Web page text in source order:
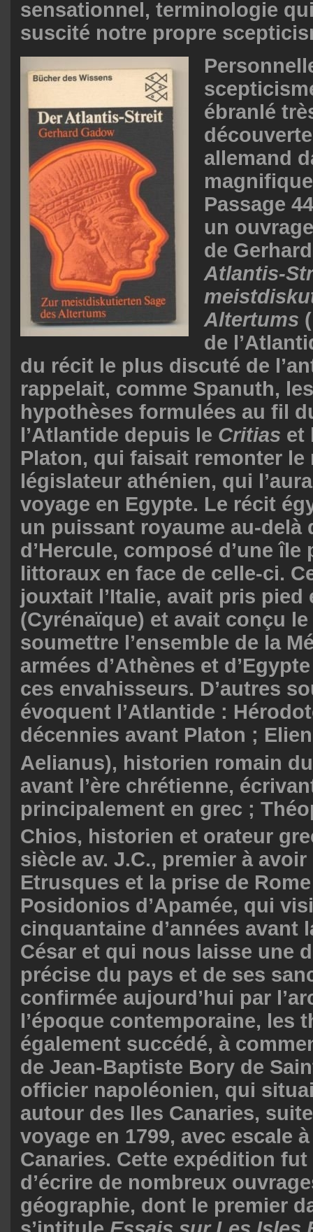
sensationnel, terminologie
suscité notre propre
ébranlé
allemand
Passage
un
de
Atlantis-
Altertums
de
du récit le plus discuté de
rappelait, comme Spanuth,
hypothèses formulées au fil
l’Atlantide depuis le Critias et
Platon, qui faisait remonter le
législateur athénien, qui
voyage en Egypte. Le récit
un puissant royaume au-delà
d’Hercule, composé d’une
littoraux en face de celle-ci.
jouxtait l’Italie, avait pris pied
(Cyrénaïque) et avait conçu
soumettre l’ensemble de la
armées d’Athènes et
ces envahisseurs. D’autres
évoquent l’Atlantide :
décennies avant Platon ;
Aelianus), historien romain
avant l’ère chrétienne,
principalement en grec ;
Chios, historien et orateur
siècle av. J.C., premier à
Etrusques et la prise de
Posidonios d’Apamée, qui
cinquantaine d’années avant
César et qui nous laisse une
précise du pays et de ses
confirmée aujourd’hui par
l’époque contemporaine, les
également succédé, à
de Jean-Baptiste Bory de
officier napoléonien, qui
autour des Iles Canaries,
voyage en 1799, avec escale
Canaries. Cette expédition fut
d’écrire de nombreux
géographie, dont le premier